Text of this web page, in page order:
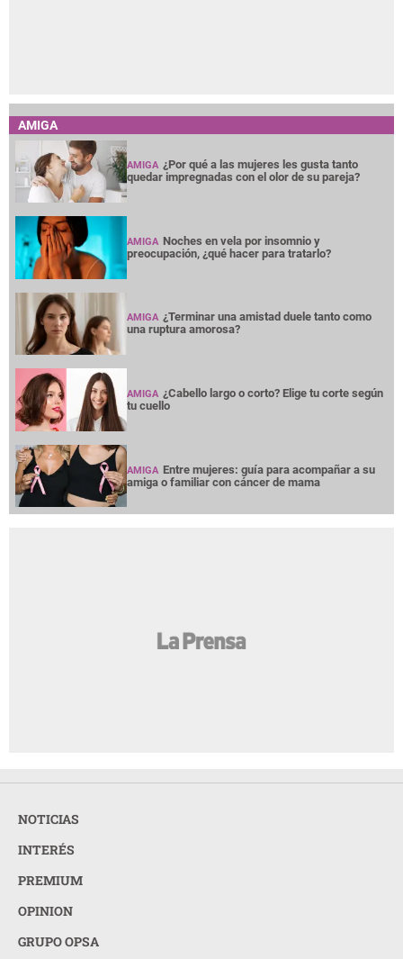
AMIGA
AMIGA ¿Por qué a las mujeres les gusta tanto
quedar impregnadas con el olor de su pareja?
AMIGA Noches en vela por insomnio y
preocupación, ¿qué hacer para tratarlo?
AMIGA ¿Terminar una amistad duele tanto como
una ruptura amorosa?
AMIGA ¿Cabello largo o corto? Elige tu corte según
tu cuello
AMIGA Entre mujeres: guía para acompañar a su
amiga o familiar con cáncer de mama
NOTICIAS
INTERÉS
PREMIUM
OPINION
GRUPO OPSA